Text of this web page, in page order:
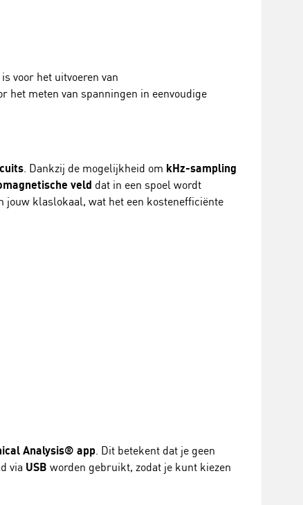
voor het uitvoeren van
het meten van spanningen in eenvoudige
. Dankzij de mogelijkheid om kHz-sampling
veld dat in een spoel wordt
jouw klaslokaal, wat het een kostenefficiënte
Analysis® app. Dit betekent dat je geen
via USB worden gebruikt, zodat je kunt kiezen